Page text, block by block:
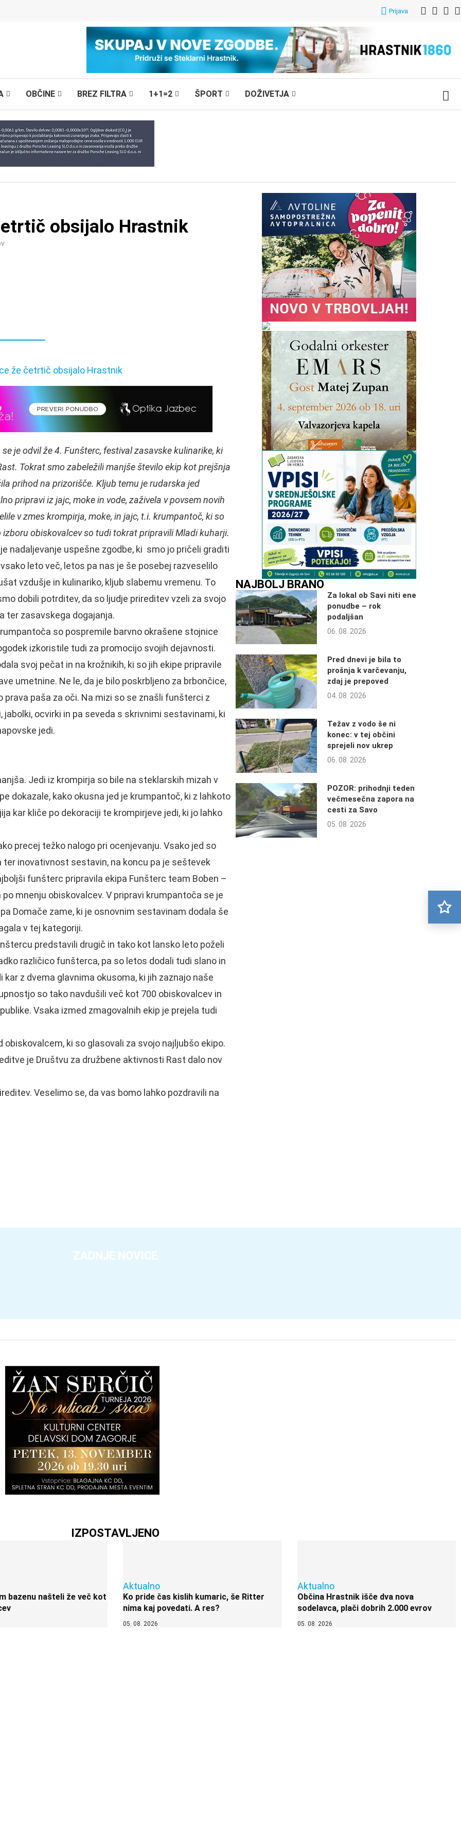
Prijava
OBČINE BREZ FILTRA 1+1=2 ŠPORT DOŽIVETJA
obsijalo Hrastnik
je odvil že 4. Funšterc, festival zasavske kulinarike, ki
Tokrat smo zabeležili manjše število ekip kot prejšnja
prihod na prizorišče. Kljub temu je rudarska jed
pripravi iz jajc, moke in vode, zaživela v povsem novih
v zmes krompirja, moke, in jajc, t.i. krumpantoč, ki so
obiskovalcev so tudi tokrat pripravili Mladi kuharji.
nadaljevanje uspešne zgodbe, ki smo jo pričeli graditi
leto več, letos pa nas je še posebej razveselilo
vzdušje in kulinariko, kljub slabemu vremenu. To
dobili potrditev, da so ljudje prireditev vzeli za svojo
ter zasavskega dogajanja.
so pospremile barvno okrašene stojnice
izkoristile tudi za promocijo svojih dejavnosti.
svoj pečat in na krožnikih, ki so jih ekipe pripravile
umetnine. Ne le, da je bilo poskrbljeno za brbončice,
paša za oči. Na mizi so se znašli funšterci z
ocvirki in pa seveda s skrivnimi sestavinami, ki
jedi.
Jedi iz krompirja so bile na steklarskih mizah v
dokazale, kako okusna jed je krumpantoč, ki z lahkoto
kar kliče po dekoraciji te krompirjeve jedi, ki jo lahko
precej težko nalogo pri ocenjevanju. Vsako jed so
inovativnost sestavin, na koncu pa je seštevek
funšterc pripravila ekipa Funšterc team Boben –
mnenju obiskovalcev. V pripravi krumpantoča se je
Domače zame, ki je osnovnim sestavinam dodala še
v tej kategoriji.
predstavili drugič in tako kot lansko leto poželi
različico funšterca, pa so letos dodali tudi slano in
z dvema glavnima okusoma, ki jih zaznajo naše
so tako navdušili več kot 700 obiskovalcev in
Vsaka izmed zmagovalnih ekip je prejela tudi
ki so glasovali za svojo najljubšo ekipo.
je Društvu za družbene aktivnosti Rast dalo nov
Veselimo se, da vas bomo lahko pozdravili na
NAJBOLJ BRANO
Za lokal ob Savi niti ene
ponudbe – rok
podaljšan
06. 08. 2026
Pred dnevi je bila to
prošnja k varčevanju,
zdaj je prepoved
04. 08. 2026
Težav z vodo še ni
konec: v tej občini
sprejeli nov ukrep
06. 08. 2026
POZOR: prihodnji teden
večmesečna zapora na
cesti za Savo
05. 08. 2026
ZADNJE NOVICE
IZPOSTAVLJENO
bazenu našteli že več kot
Aktualno
Ko pride čas kislih kumaric, še Ritter
nima kaj povedati. A res?
05. 08. 2026
Aktualno
Občina Hrastnik išče dva nova
sodelavca, plači dobrih 2.000 evrov
05. 08. 2026